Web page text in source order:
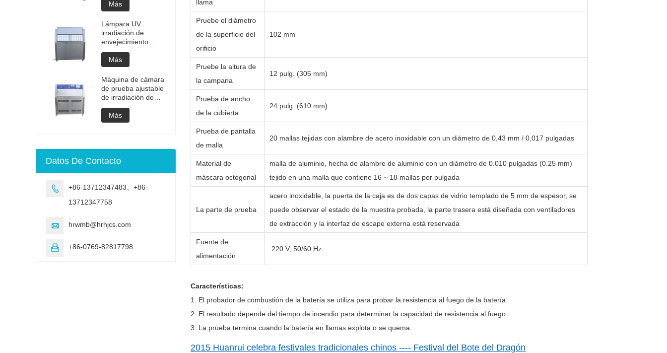
llama
Pruebe el diámetro
de la superficie del
orificio
102 mm
Pruebe la altura de
la campana
12 pulg. (305 mm)
Prueba de ancho
de la cubierta
24 pulg. (610 mm)
Prueba de pantalla
de malla
20 mallas tejidas con alambre de acero inoxidable con un diámetro de 0,43 mm / 0,017 pulgadas
Material de
máscara octogonal
malla de aluminio, hecha de alambre de aluminio con un diámetro de 0.010 pulgadas (0.25 mm)
tejido en una malla que contiene 16 ~ 18 mallas por pulgada
La parte de prueba
acero inoxidable, la puerta de la caja es de dos capas de vidrio templado de 5 mm de espesor, se
puede observar el estado de la muestra probada, la parte trasera está diseñada con ventiladores
de extracción y la interfaz de escape externa está reservada
Fuente de
alimentación
220 V, 50/60 Hz
Características:
1
. El probador de combustión de la batería se utiliza para probar la resistencia al fuego de la batería.
2 . El resultado depende del tiempo de incendio para determinar la capacidad de resistencia al fuego.
3 . La prueba termina cuando la batería en llamas explota o se quema.
2015 Huanrui celebra festivales tradicionales chinos ---- Festival del Bote del Dragón
probadores de
batería
de alta temperatura
cámara de
desgasificación al
vacío precio del
horno
personalizado
equipo de secado al
vacío
Más
Lámpara UV
irradiación de
envejecimiento
máquina de cámara
de prueba ajustable
Cámara de
envejecimiento de
envejecimiento UV
Prueba de
acelerado UV
Más
Máquina de cámara
de prueba ajustable
de irradiación de
envejecimiento de
lámpara UV
Cámara de
Máquina de prueba
de envejecimiento
Más
Datos De Contacto

+86-13712347483、+86-
13712347758
 hrwmb@hrhjcs.com
 +86-0769-82817798